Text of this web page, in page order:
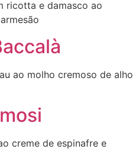
ricotta e damasco ao
ao molho cremoso de alho
creme de espinafre e